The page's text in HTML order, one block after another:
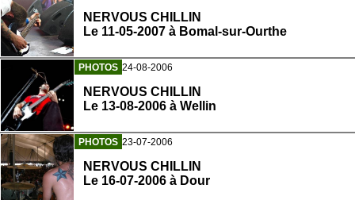
NERVOUS CHILLIN
Le 11-05-2007 à Bomal-sur-Ourthe
PHOTOS 24-08-2006
NERVOUS CHILLIN
Le 13-08-2006 à Wellin
PHOTOS 23-07-2006
NERVOUS CHILLIN
Le 16-07-2006 à Dour